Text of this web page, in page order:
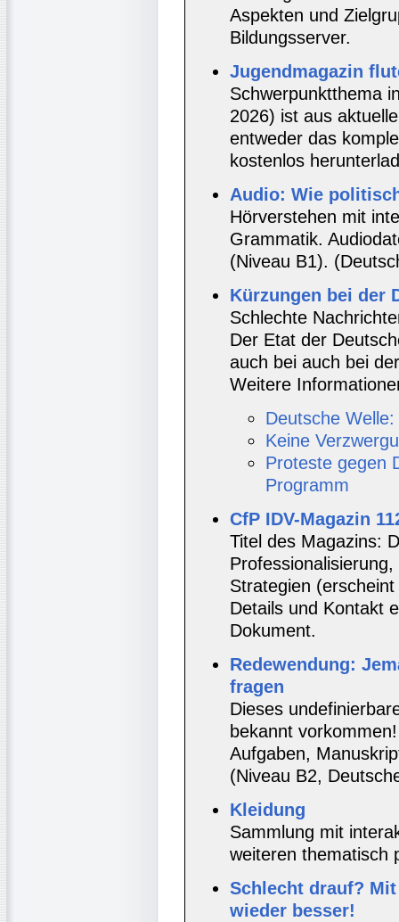
Aspekten und
Bildungsserver.
Jugendmagazin
Schwerpunktthema
2026) ist aus
entweder das
kostenlos
Audio: Wie
Hörverstehen mit
Grammatik.
(Niveau B1).
Kürzungen bei der
Schlechte
Der Etat der
auch bei auch bei
Weitere
Deutsche
Keine
Proteste gegen
Programm
CfP IDV-Magazin
Titel des Magazins:
Strategien
Details und Kontakt
Dokument.
Redewendung:
fragen
Dieses
bekannt
Aufgaben,
(Niveau B2,
Kleidung
Sammlung mit
weiteren thematisch
Schlecht drauf?
wieder besser!